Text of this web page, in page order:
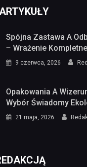
Spójna Zastawa A
– Wrażenie
9 czerwca, 2026
Opakowania A
Wybór Świadomy
21 maja, 2026